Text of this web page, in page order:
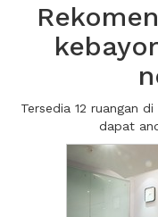
Tersedia 12 ruangan
dapat
Previous